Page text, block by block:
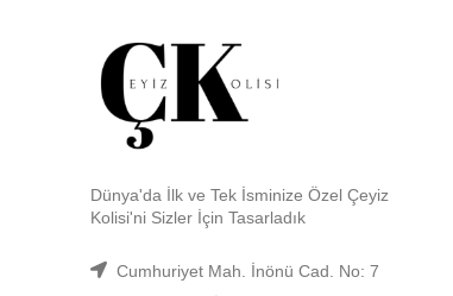
Dünya'da İlk ve Tek İsminize Özel Çeyiz
Kolisi'ni Sizler İçin Tasarladık
Cumhuriyet Mah. İnönü Cad. No: 7